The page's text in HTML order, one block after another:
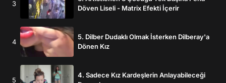
3
Döven Liseli - Matrix Efekti İçerir
4
5. Dilber Dudaklı Olmak İsterken Dilberay'a
Dönen Kız
5
4. Sadece Kız Kardeşlerin Anlayabileceği